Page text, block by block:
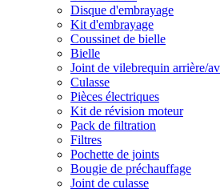
Disque d'embrayage
Kit d'embrayage
Coussinet de bielle
Bielle
Joint de vilebrequin arrière/
Culasse
Pièces électriques
Kit de révision moteur
Pack de filtration
Filtres
Pochette de joints
Bougie de préchauffage
Joint de culasse